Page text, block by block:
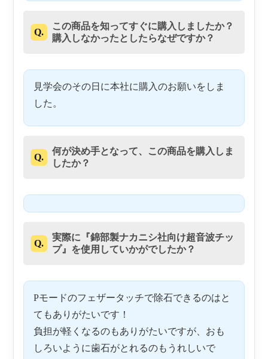
Q.
この商品を知ってすぐに購入しましたか？
購入しなかったとしたらなぜですか？
見学会のその日に本社に購入のお願いをしま
した。
Q.
何が決め手となって、この商品を購入しま
したか？
Q.
実際に『錦部製ナカニシ社向け超音波チッ
プ』を使用していかがでしたか？
Pモードのフェザータッチで除石できるのはと
てもありがたいです！
負担が軽くなるのもありがたいですが、おも
しろいように歯石がとれるのもうれしいで